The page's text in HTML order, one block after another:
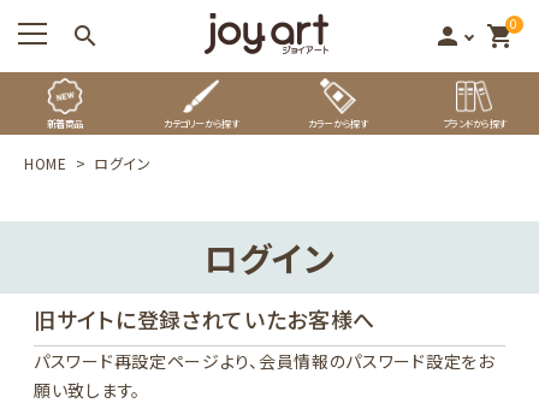
search person 0
shopping_cart
新着商品 カテゴリーから探す カラーから探す ブランドから探す
HOME ログイン
ログイン
旧サイトに登録されていたお客様へ
パスワード再設定ページより、会員情報のパスワード設定をお
願い致します。